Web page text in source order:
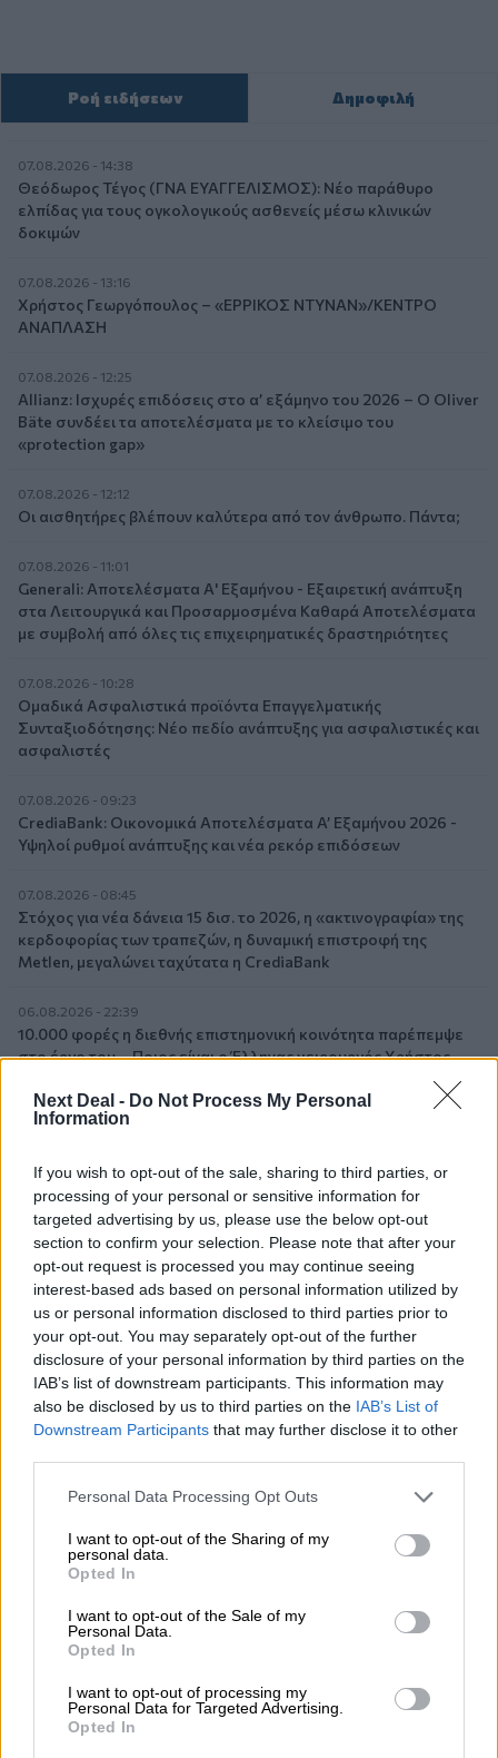
Next Deal - Do Not Process My Personal
Information
If you wish to opt-out of the sale, sharing to third parties, or
processing of your personal or sensitive information for
targeted advertising by us, please use the below opt-out
section to confirm your selection. Please note that after your
opt-out request is processed you may continue seeing
interest-based ads based on personal information utilized by
us or personal information disclosed to third parties prior to
your opt-out. You may separately opt-out of the further
disclosure of your personal information by third parties on the
IAB’s list of downstream participants. This information may
also be disclosed by us to third parties on the IAB’s List of
Downstream Participants that may further disclose it to other
Personal Data Processing Opt Outs
I want to opt-out of the Sharing of my
personal data.
Opted In
I want to opt-out of the Sale of my
Personal Data.
Opted In
I want to opt-out of processing my
Personal Data for Targeted Advertising.
Opted In
Ροή ειδήσεων Δημοφιλή
07.08.2026 - 14:38
Θεόδωρος Τέγος (ΓΝΑ ΕΥΑΓΓΕΛΙΣΜΟΣ): Νέο παράθυρο
ελπίδας για τους ογκολογικούς ασθενείς μέσω κλινικών
δοκιμών
07.08.2026 - 13:16
Χρήστος Γεωργόπουλος – «ΕΡΡΙΚΟΣ ΝΤΥΝΑΝ»/ΚΕΝΤΡΟ
ΑΝΑΠΛΑΣΗ
07.08.2026 - 12:25
Allianz: Ισχυρές επιδόσεις στο α’ εξάμηνο του 2026 – Ο Oliver
Bäte συνδέει τα αποτελέσματα με το κλείσιμο του
«protection gap»
07.08.2026 - 12:12
Οι αισθητήρες βλέπουν καλύτερα από τον άνθρωπο. Πάντα;
07.08.2026 - 11:01
Generali: Αποτελέσματα Α' Εξαμήνου - Εξαιρετική ανάπτυξη
στα Λειτουργικά και Προσαρμοσμένα Καθαρά Αποτελέσματα
με συμβολή από όλες τις επιχειρηματικές δραστηριότητες
07.08.2026 - 10:28
Ομαδικά Ασφαλιστικά προϊόντα Επαγγελματικής
Συνταξιοδότησης: Νέο πεδίο ανάπτυξης για ασφαλιστικές και
ασφαλιστές
07.08.2026 - 09:23
CrediaBank: Οικονομικά Αποτελέσματα A’ Εξαμήνου 2026 -
Υψηλοί ρυθμοί ανάπτυξης και νέα ρεκόρ επιδόσεων
07.08.2026 - 08:45
Στόχος για νέα δάνεια 15 δισ. το 2026, η «ακτινογραφία» της
κερδοφορίας των τραπεζών, η δυναμική επιστροφή της
Metlen, μεγαλώνει ταχύτατα η CrediaBank
06.08.2026 - 22:39
10.000 φορές η διεθνής επιστημονική κοινότητα παρέπεμψε
στο έργο του – Ποιος είναι ο Έλληνας χειρουργός Χρήστος
06.08.2026 - 14:55
Επιχειρηματικής Ανάπτυξης Ομίλου HHG
06.08.2026 - 13:30
Όταν η επόμενη μέρα είναι στάχτη, τι θα πει ο Ασφαλιστικός
Διαμεσολαβητής στον πελάτη κλάδου υγείας;
06.08.2026 - 12:22
Kavita Patel - PhARMA Innovation Forum: Ένα στα πέντε
καινοτόμα φάρμακα φτάνει τελικά στην Ελλάδα
06.08.2026 - 11:37
Μείωση ασφαλιστικών εισφορών ύψους 240 εκατ. ευρώ
06.08.2026 - 10:45
Ευρώπη: Μπορεί η κλιματική αλλαγή να οδηγήσει σε
ενεργειακή κρίση;
Στέλιος Λιανός – INTERAMERICAN / Αθηναϊκή Γενική Κλινική
Η γαλλική «ψήφος» στο «καλώδιο» και τα συμφέροντα, οι
ελληνικές τράπεζες «πρωταθλήτριες» στα δάνεια, νέο deal
Βαρδινογιάννη- Εξάρχου και ο διπλασιασμός των κερδών της